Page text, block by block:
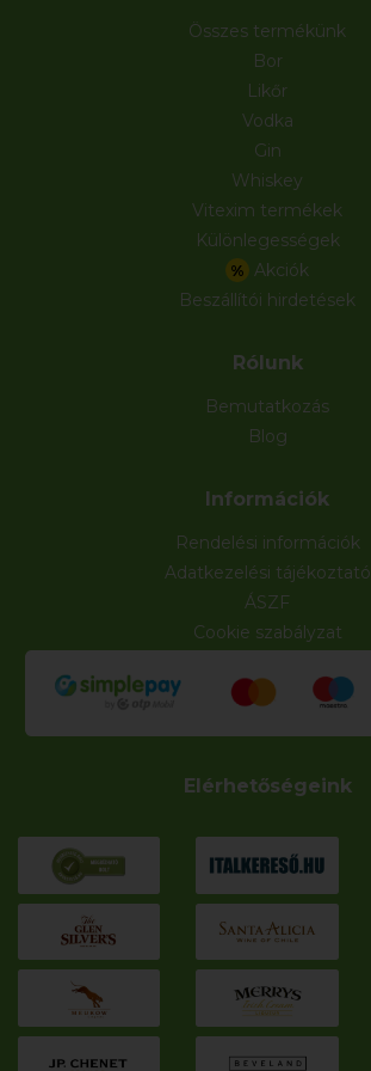
Összes termékünk
Bor
Likőr
Vodka
Gin
Whiskey
Vitexim termékek
Különlegességek
% Akciók
Beszállítói hirdetések
Rólunk
Bemutatkozás
Blog
Információk
Rendelési információk
Adatkezelési tájékoztató
ÁSZF
Cookie szabályzat
Elérhetőségeink